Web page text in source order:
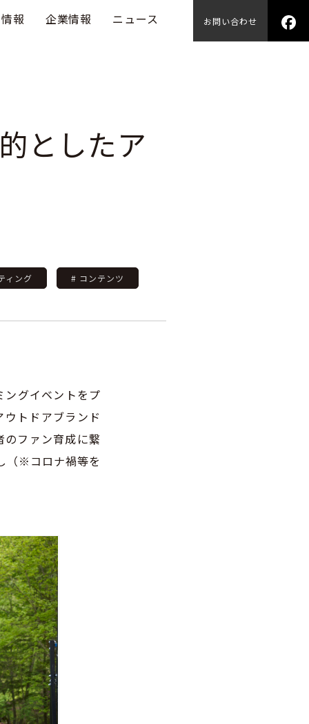
報 企業情報 ニュース お問い合わせ
としたア
ィング # コンテンツ
ングイベントをプ
トドアブランド
ファン育成に繋
（※コロナ禍等を